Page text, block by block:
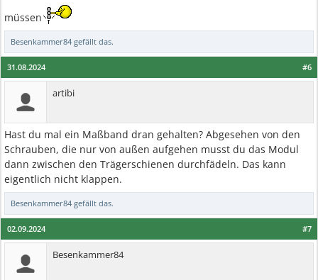
müssen
Besenkammer84 gefällt das.
#6
31.08.2024
artibi
Hast du mal ein Maßband dran gehalten? Abgesehen von den
Schrauben, die nur von außen aufgehen musst du das Modul
dann zwischen den Trägerschienen durchfädeln. Das kann
eigentlich nicht klappen.
Besenkammer84 gefällt das.
#7
02.09.2024
Besenkammer84